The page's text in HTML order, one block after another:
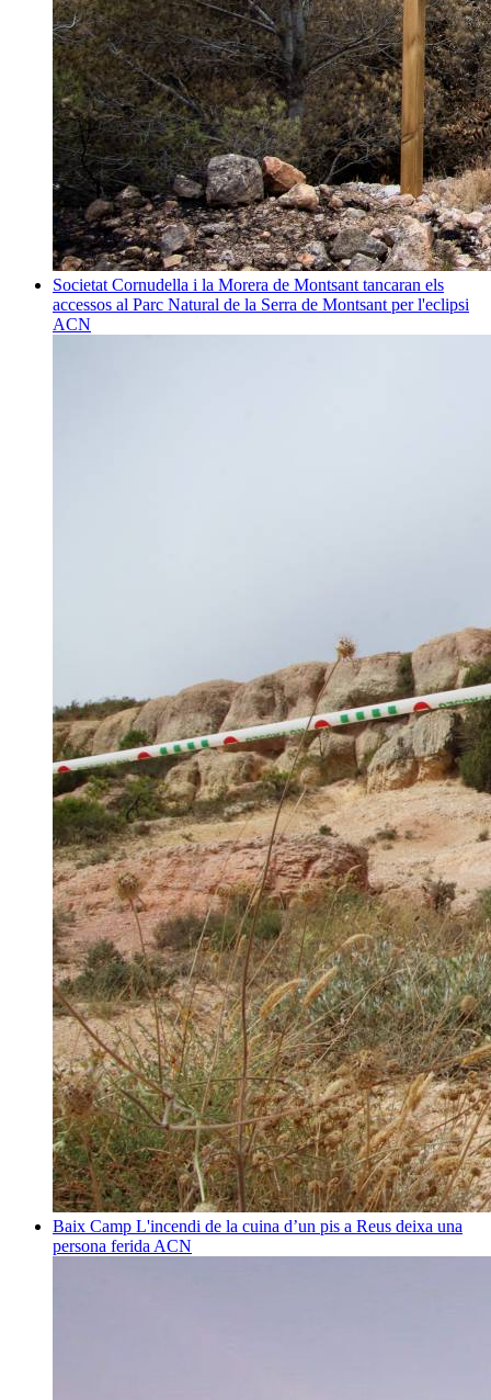
Societat Cornudella i la Morera de Montsant tancaran els
accessos al Parc Natural de la Serra de Montsant per l'eclipsi
ACN
Baix Camp L'incendi de la cuina d’un pis a Reus deixa una
persona ferida ACN